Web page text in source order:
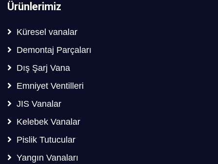
Ürünlerimiz
Küresel vanalar
Demontaj Parçaları
Dış Şarj Vana
Emniyet Ventilleri
JIS Vanalar
Kelebek Vanalar
Pislik Tutucular
Yangın Vanaları